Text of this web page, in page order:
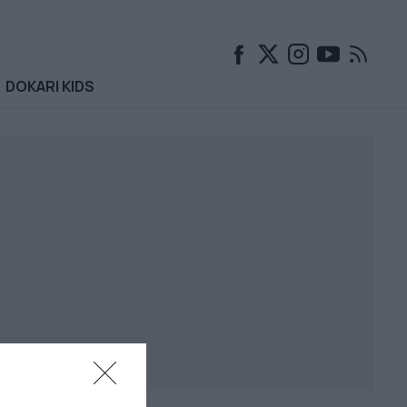
DOKARI KIDS